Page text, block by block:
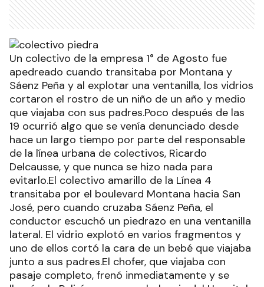
Un colectivo de la empresa 1° de Agosto fue
apedreado cuando transitaba por Montana y
Sáenz Peña y al explotar una ventanilla, los vidrios
cortaron el rostro de un niño de un año y medio
que viajaba con sus padres.Poco después de las
19 ocurrió algo que se venía denunciado desde
hace un largo tiempo por parte del responsable
de la línea urbana de colectivos, Ricardo
Delcausse, y que nunca se hizo nada para
evitarlo.El colectivo amarillo de la Línea 4
transitaba por el boulevard Montana hacia San
José, pero cuando cruzaba Sáenz Peña, el
conductor escuchó un piedrazo en una ventanilla
lateral. El vidrio explotó en varios fragmentos y
uno de ellos cortó la cara de un bebé que viajaba
junto a sus padres.El chofer, que viajaba con
pasaje completo, frenó inmediatamente y se